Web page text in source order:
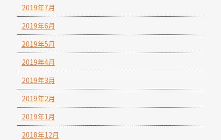
2019年7月
2019年6月
2019年5月
2019年4月
2019年3月
2019年2月
2019年1月
2018年12月